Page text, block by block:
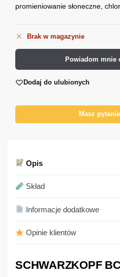
promieniowanie słoneczne,
Brak w magazynie
Powiadom mnie
Dodaj do ulubionych
Masz
Opis
Skład
Informacje dodatkowe
Opinie klientów
SCHWARZKOPF